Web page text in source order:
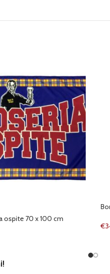
ospite 70 x 100 cm
€